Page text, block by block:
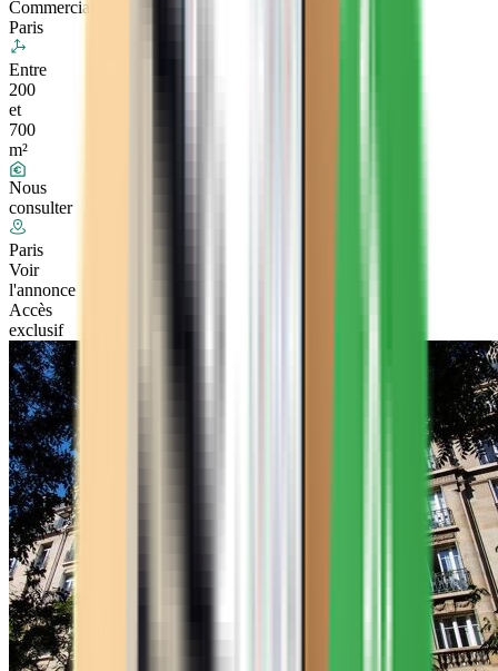
Commercial
Paris
Entre
200
et
700
m²
Nous
consulter
Paris
Voir
l'annonce
Accès
exclusif